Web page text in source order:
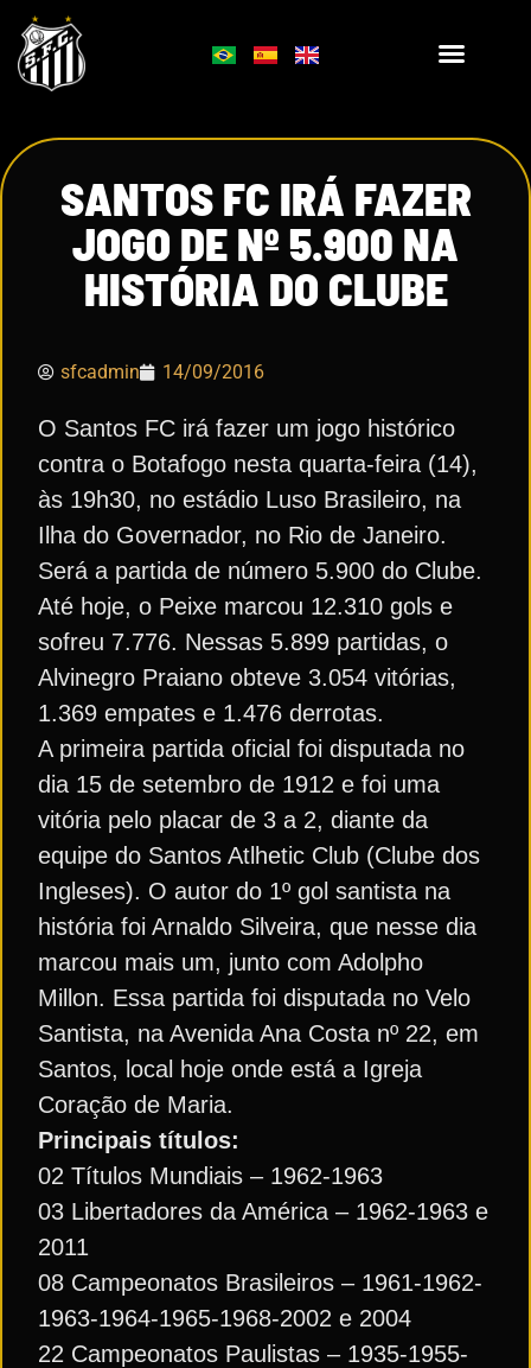
SANTOS FC IRÁ FAZER
JOGO DE Nº 5.900 NA
HISTÓRIA DO CLUBE
sfcadmin 14/09/2016
O Santos FC irá fazer um jogo histórico
contra o Botafogo nesta quarta-feira (14),
às 19h30, no estádio Luso Brasileiro, na
Ilha do Governador, no Rio de Janeiro.
Será a partida de número 5.900 do Clube.
Até hoje, o Peixe marcou 12.310 gols e
sofreu 7.776. Nessas 5.899 partidas, o
Alvinegro Praiano obteve 3.054 vitórias,
1.369 empates e 1.476 derrotas.
A primeira partida oficial foi disputada no
dia 15 de setembro de 1912 e foi uma
vitória pelo placar de 3 a 2, diante da
equipe do Santos Atlhetic Club (Clube dos
Ingleses). O autor do 1º gol santista na
história foi Arnaldo Silveira, que nesse dia
marcou mais um, junto com Adolpho
Millon. Essa partida foi disputada no Velo
Santista, na Avenida Ana Costa nº 22, em
Santos, local hoje onde está a Igreja
Coração de Maria.
Principais títulos:
02 Títulos Mundiais – 1962-1963
03 Libertadores da América – 1962-1963 e
2011
08 Campeonatos Brasileiros – 1961-1962-
1963-1964-1965-1968-2002 e 2004
22 Campeonatos Paulistas – 1935-1955-